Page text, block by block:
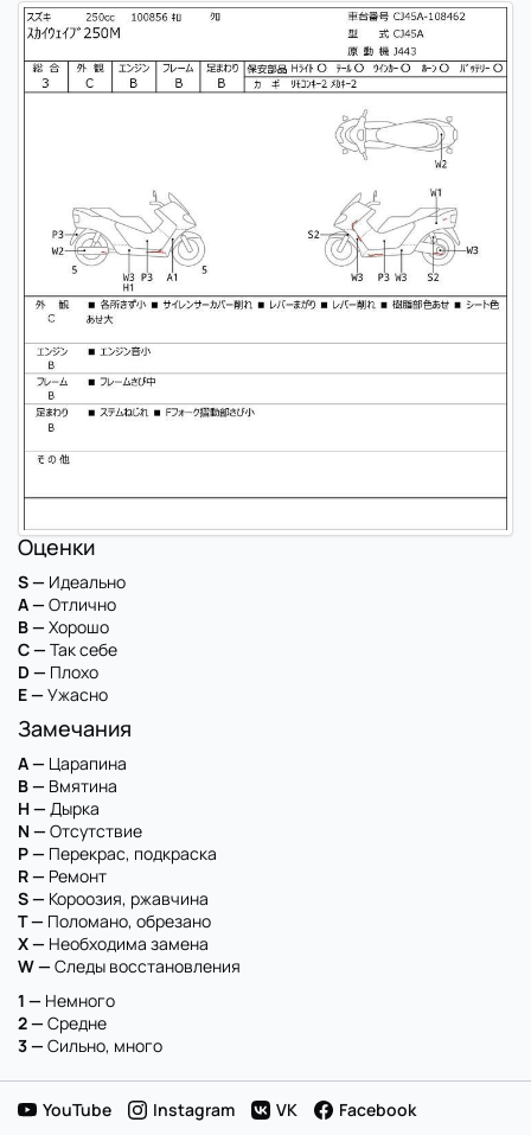
Оценки
S — Идеально
A — Отлично
B — Хорошо
C — Так себе
D — Плохо
E — Ужасно
Замечания
A — Царапина
B — Вмятина
H — Дырка
N — Отсутствие
P — Перекрас, подкраска
R — Ремонт
S — Короозия, ржавчина
T — Поломано, обрезано
X — Необходима замена
W — Следы восстановления
1 — Немного
2 — Средне
3 — Сильно, много
YouTube Instagram VK Facebook